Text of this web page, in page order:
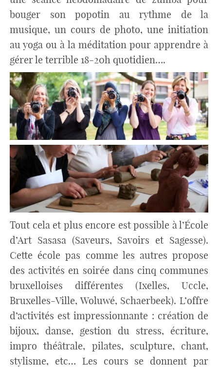
bouger son popotin au rythme de la
musique, un cours de photo, une initiation
au yoga ou à la méditation pour apprendre à
gérer le terrible 18-20h quotidien….
Tout cela et plus encore est possible à l’École
d’Art Sasasa (Saveurs, Savoirs et Sagesse).
Cette école pas comme les autres propose
des activités en soirée dans cinq communes
bruxelloises différentes (Ixelles, Uccle,
Bruxelles-Ville, Woluwé, Schaerbeek). L’offre
d’activités est impressionnante : création de
bijoux, danse, gestion du stress, écriture,
impro théâtrale, pilates, sculpture, chant,
stylisme, etc… Les cours se donnent par